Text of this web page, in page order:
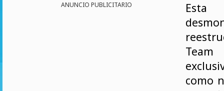
ANUNCIO PUBLICITARIO
Esta
Team
como